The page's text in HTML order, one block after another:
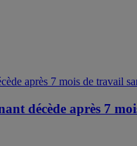
décède après 7